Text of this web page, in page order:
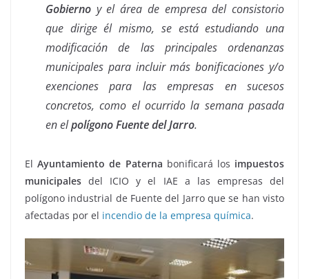
Gobierno y el área de empresa del consistorio
que dirige él mismo, se está estudiando una
modificación de las principales ordenanzas
municipales para incluir más bonificaciones y/o
exenciones para las empresas en sucesos
concretos, como el ocurrido la semana pasada
en elpolígono Fuente del Jarro.
ElAyuntamiento de Paterna bonificará los impuestos
municipales del ICIO y el IAE a las empresas del
polígono industrial de Fuente del Jarro que se han visto
afectadas por el incendio de la empresa química.